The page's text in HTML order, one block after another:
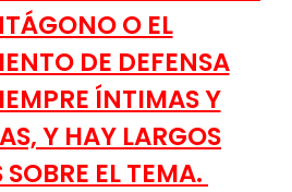
O EL
DE DEFENSA
ÍNTIMAS Y
Y HAY LARGOS
EL TEMA.